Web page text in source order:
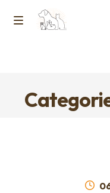
Ga
Ga
Horcon Webshop –